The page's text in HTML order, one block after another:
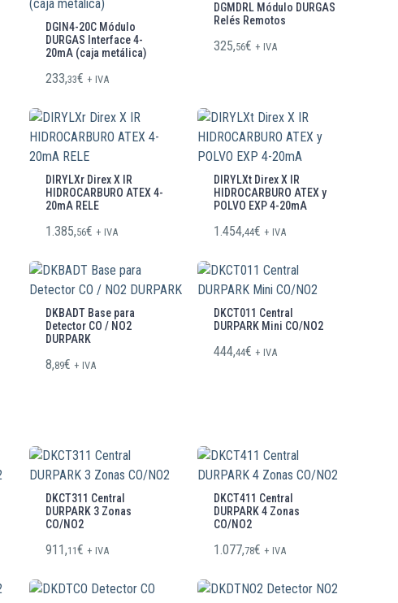
DGIN4-20C Módulo
DURGAS Interface 4-
20mA (caja metálica)
233,33€ + IVA
DGMDRL Módulo DURGAS
Relés Remotos
325,56€ + IVA
DIRYLXr Direx X IR
HIDROCARBURO ATEX 4-
20mA RELE
1.385,56€ + IVA
DIRYLXt Direx X IR
HIDROCARBURO ATEX y
POLVO EXP 4-20mA
1.454,44€ + IVA
DKBADT Base para
Detector CO / NO2
DURPARK
8,89€ + IVA
DKCT011 Central
DURPARK Mini CO/NO2
444,44€ + IVA
DKCT311 Central
DURPARK 3 Zonas
CO/NO2
911,11€ + IVA
DKCT411 Central
DURPARK 4 Zonas
CO/NO2
1.077,78€ + IVA